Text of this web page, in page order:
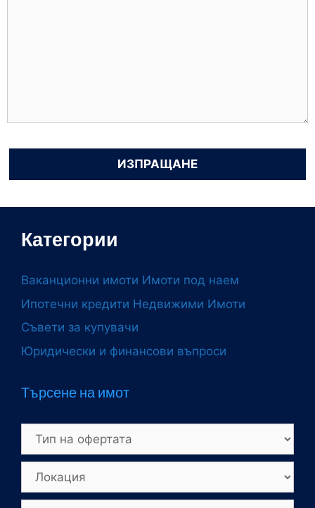
Категории
Ваканционни имоти Имоти под наем
Ипотечни кредити Недвижими Имоти
Съвети за купувачи
Юридически и финансови въпроси
Търсене на имот